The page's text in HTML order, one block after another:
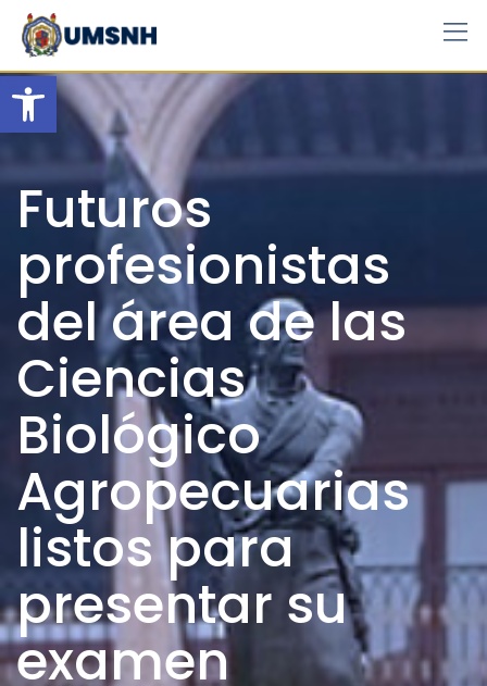
Open toolbar
Skip
content
Futuros
profesionistas
del área de las
Ciencias
Biológico
Agropecuarias
listos para
presentar su
examen